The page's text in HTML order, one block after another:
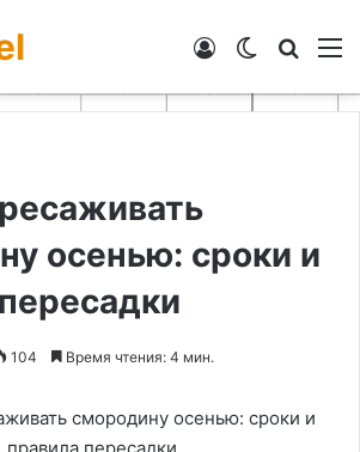
Switch skin
Войти
осенью: сроки и
104 Время чтения: 4 мин.